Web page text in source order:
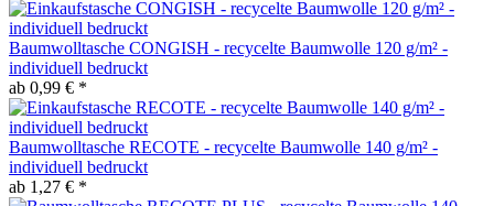
Baumwolltasche CONGISH - recycelte Baumwolle 120 g/m² -
individuell bedruckt
ab 0,99 € *
Baumwolltasche RECOTE - recycelte Baumwolle 140 g/m² -
individuell bedruckt
ab 1,27 € *